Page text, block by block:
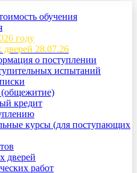
обучения
году
28.07.26
о поступлении
испытаний
(общежитие)
кредит
курсы (для поступающих
дверей
работ